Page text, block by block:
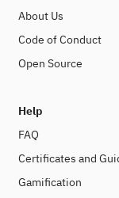
About Us
Code of Conduct
Open Source
Help
FAQ
Certificates and
Gamification